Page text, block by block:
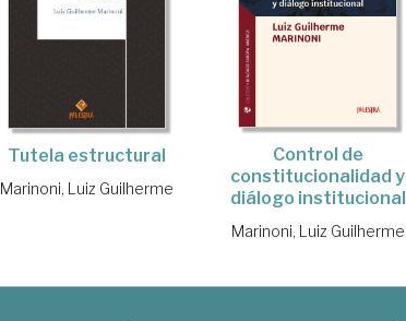
Tutela estructural
Marinoni, Luiz Guilherme
Control de
constitucionalidad y
diálogo institucional
Marinoni, Luiz Guilherme